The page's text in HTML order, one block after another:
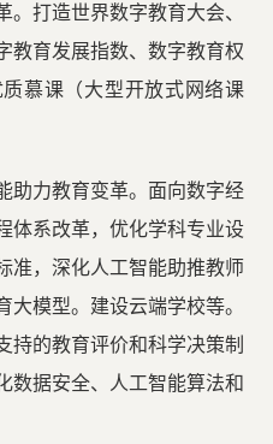
打造世界数字教育大会、
教育发展指数、数字教育权
慕课（大型开放式网络课
助力教育变革。面向数字经
体系改革，优化学科专业设
准，深化人工智能助推教师
大模型。建设云端学校等。
持的教育评价和科学决策制
数据安全、人工智能算法和